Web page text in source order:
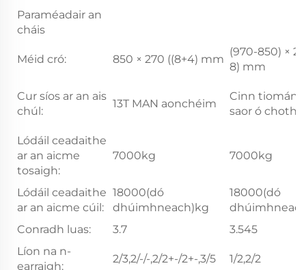
Paraméadair an
cháis
Méid cró: 850 × 270 ((8+4) mm
(970-850) ×
8) mm
Cur síos ar an ais
chúl:
13T MAN aonchéim
Cinn
saor ó
Lódáil ceadaithe
ar an aicme
tosaigh:
7000kg 7000kg
Lódáil ceadaithe
ar an aicme cúil:
18000(dó
dhúimhneach)kg
18000(dó
Conradh luas:
3.7
3.545
Líon na n-
earraigh:
2/3,2/-/-,2/2+-/2+-,3/5 1/2,2/2